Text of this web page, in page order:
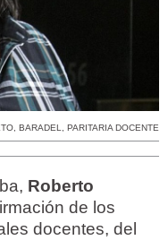
, BARADEL, PARITARIA DOCENTE
Roberto
de los
docentes, del